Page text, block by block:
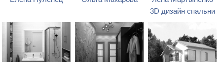
3D дизайн спальни